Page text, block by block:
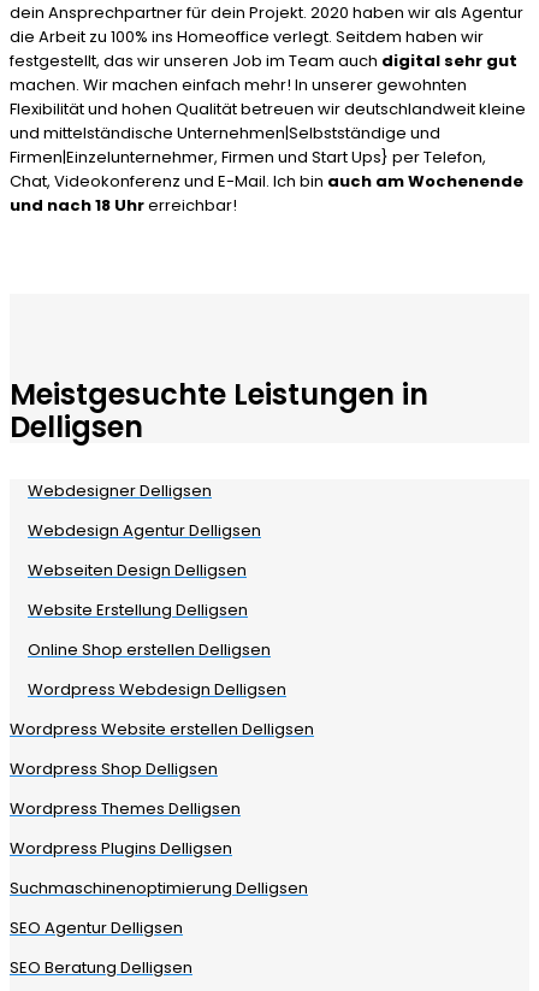
dein Ansprechpartner für dein Projekt. 2020 haben wir als Agentur
die Arbeit zu 100% ins Homeoffice verlegt. Seitdem haben wir
festgestellt, das wir unseren Job im Team auch digital sehr gut
machen. Wir machen einfach mehr! In unserer gewohnten
Flexibilität und hohen Qualität betreuen wir deutschlandweit kleine
und mittelständische Unternehmen|Selbstständige und
Firmen|Einzelunternehmer, Firmen und Start Ups} per Telefon,
Chat, Videokonferenz und E-Mail. Ich bin auch am Wochenende
und nach 18 Uhrerreichbar!
Meistgesuchte Leistungen in
Delligsen
Webdesigner Delligsen
Webdesign Agentur Delligsen
Webseiten Design Delligsen
Website Erstellung Delligsen
Online Shop erstellen Delligsen
Wordpress Webdesign Delligsen
Wordpress Website erstellen Delligsen
Wordpress Shop Delligsen
Wordpress Themes Delligsen
Wordpress Plugins Delligsen
Suchmaschinenoptimierung Delligsen
SEO Agentur Delligsen
SEO Beratung Delligsen